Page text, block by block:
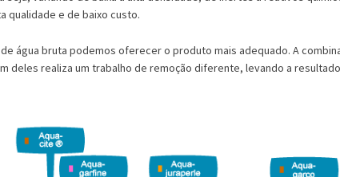
qualidade e de baixo custo.
água bruta podemos oferecer o produto mais adequado. A
deles realiza um trabalho de remoção diferente, levando a